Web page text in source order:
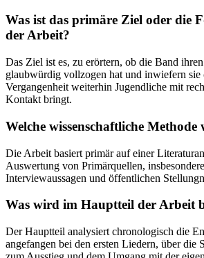
Was ist das primäre Ziel oder die
der Arbeit?
Das Ziel ist es, zu erörtern, ob die Band
glaubwürdig vollzogen hat und inwiefern sie
Vergangenheit weiterhin Jugendliche mit
Kontakt bringt.
Welche wissenschaftliche
Die Arbeit basiert primär auf einer
Auswertung von Primärquellen,
Interviewaussagen und öffentlichen
Was wird im Hauptteil der Arbeit
Der Hauptteil analysiert chronologisch die
angefangen bei den ersten Liedern, über die